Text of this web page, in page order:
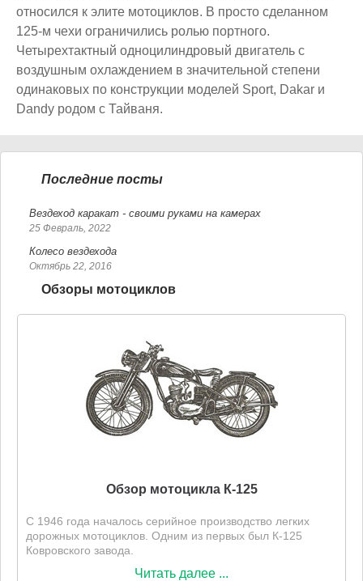
относился к элите мотоциклов. В просто сделанном
125-м чехи ограничились ролью портного.
Четырехтактный одноцилиндровый двигатель с
воздушным охлаждением в значительной степени
одинаковых по конструкции моделей Sport, Dakar и
Dandy родом с Тайваня.
Последние посты
Вездеход каракат - своими руками на камерах
25 Февраль, 2022
Колесо вездехода
Октябрь 22, 2016
Обзоры мотоциклов
Обзор мотоцикла К-125
С 1946 года началось серийное производство легких
дорожных мотоциклов. Одним из первых был К-125
Ковровского завода.
Читать далее ...